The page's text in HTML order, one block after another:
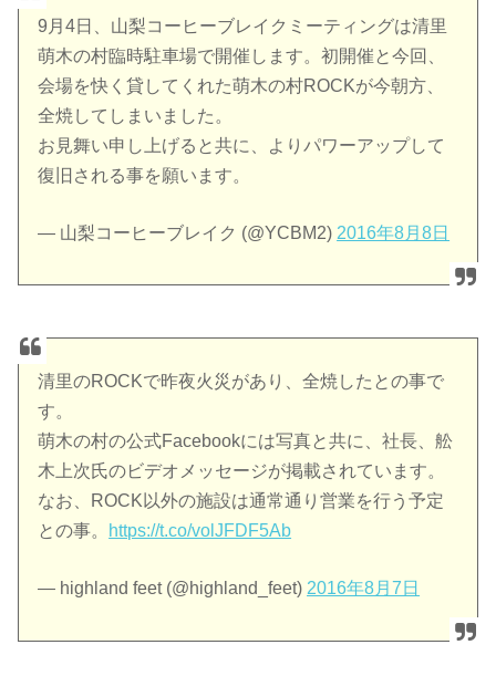
9月4日、山梨コーヒーブレイクミーティングは清里
萌木の村臨時駐車場で開催します。初開催と今回、
会場を快く貸してくれた萌木の村ROCKが今朝方、
全焼してしまいました。
お見舞い申し上げると共に、よりパワーアップして
復旧される事を願います。
— 山梨コーヒーブレイク (@YCBM2) 2016年8月8日
清里のROCKで昨夜火災があり、全焼したとの事で
す。
萌木の村の公式Facebookには写真と共に、社長、舩
木上次氏のビデオメッセージが掲載されています。
なお、ROCK以外の施設は通常通り営業を行う予定
との事。
https://t.co/volJFDF5Ab
— highland feet (@highland_feet) 2016年8月7日